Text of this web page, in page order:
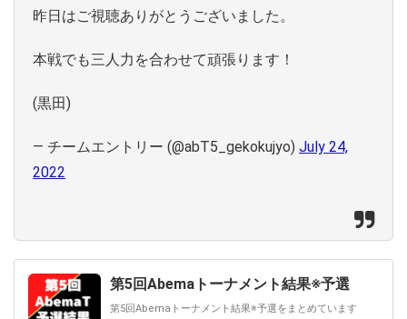
昨日はご視聴ありがとうございました。
本戦でも三人力を合わせて頑張ります！
(黒田)
— チームエントリー (@abT5_gekokujyo) July 24,
2022
第5回Abemaトーナメント結果※予選
第5回Abemaトーナメント結果※予選をまとめています